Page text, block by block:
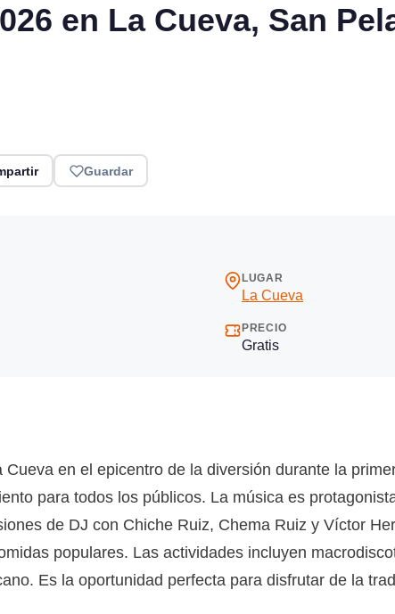
en La Cueva, San
Guardar
LUGAR
La Cueva
PRECIO
Gratis
en el epicentro de la diversión durante la
para todos los públicos. La música es
de DJ con Chiche Ruiz, Chema Ruiz y Víctor
populares. Las actividades incluyen
Es la oportunidad perfecta para disfrutar de la